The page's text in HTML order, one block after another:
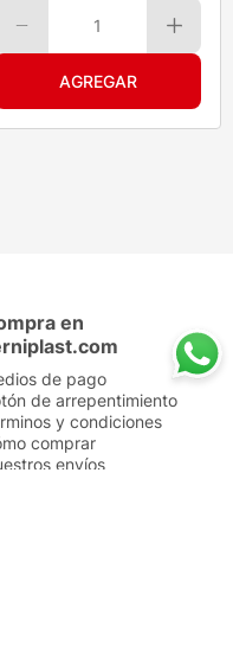
1
en
de pago
de arrepentimiento
y condiciones
comprar
envíos